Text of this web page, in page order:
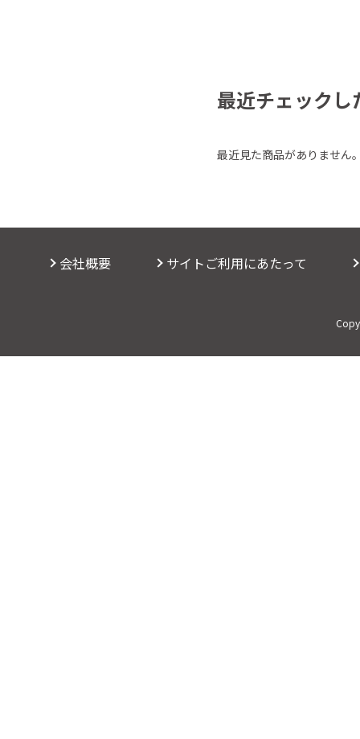
最近チェックし
最近見た商品がありません
会社概要 サイトご利用にあたって